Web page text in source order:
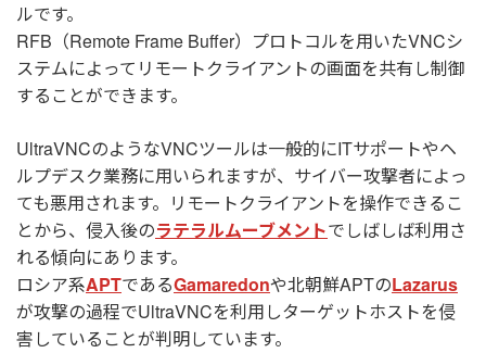
ルです。
RFB（Remote Frame Buffer）プロトコルを用いたVNCシ
ステムによってリモートクライアントの画面を共有し制御
することができます。
UltraVNCのようなVNCツールは一般的にITサポートやヘ
ルプデスク業務に用いられますが、サイバー攻撃者によっ
ても悪用されます。リモートクライアントを操作できるこ
とから、侵入後のラテラルムーブメントでしばしば利用さ
れる傾向にあります。
ロシア系APTであるGamaredonや北朝鮮APTのLazarus
が攻撃の過程でUltraVNCを利用しターゲットホストを侵
害していることが判明しています。